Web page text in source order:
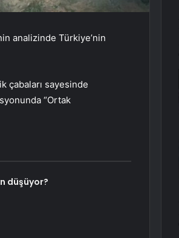
analizinde Türkiye’nin
çabaları sayesinde
“Ortak
düşüyor?